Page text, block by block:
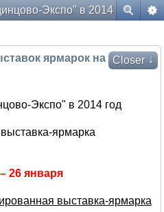
Экспо" в 2014 год
ЖК Да Винчи
Closer ↓
ярмарок на
ярмарка
26 января
выставка-ярмарка